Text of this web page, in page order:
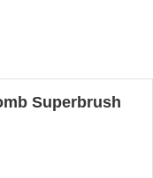
Superbrush